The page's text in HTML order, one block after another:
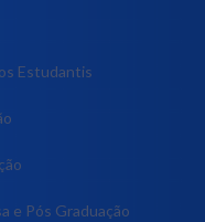
Estudantis
e Pós Graduação